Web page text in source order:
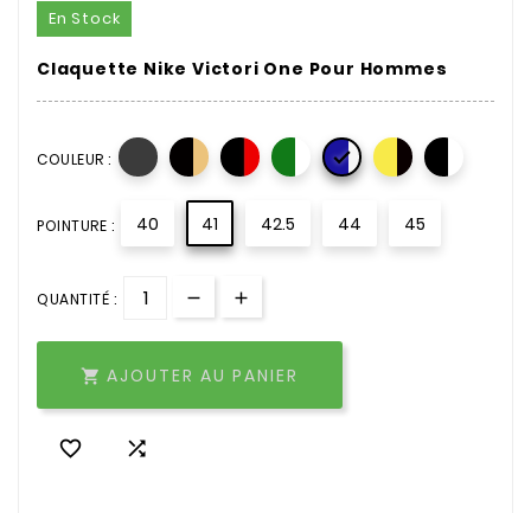
En Stock
Claquette Nike Victori One Pour Hommes
COULEUR : 
POINTURE : 40 41 42.5 44 45
QUANTITÉ :
 AJOUTER AU PANIER
 